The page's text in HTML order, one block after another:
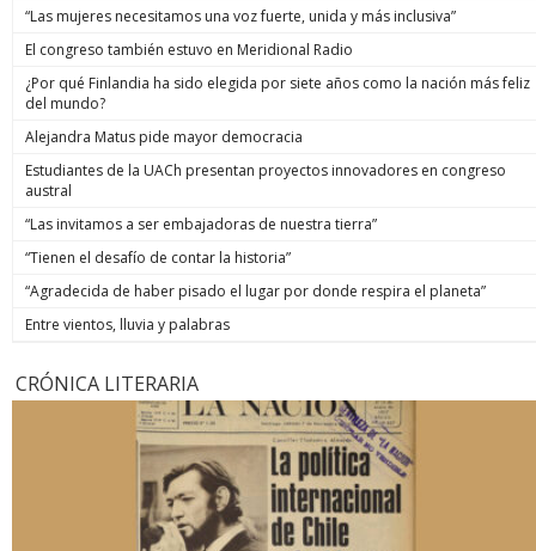
“Las mujeres necesitamos una voz fuerte, unida y más inclusiva”
El congreso también estuvo en Meridional Radio
¿Por qué Finlandia ha sido elegida por siete años como la nación más feliz
del mundo?
Alejandra Matus pide mayor democracia
Estudiantes de la UACh presentan proyectos innovadores en congreso
austral
“Las invitamos a ser embajadoras de nuestra tierra”
“Tienen el desafío de contar la historia”
“Agradecida de haber pisado el lugar por donde respira el planeta”
Entre vientos, lluvia y palabras
CRÓNICA LITERARIA